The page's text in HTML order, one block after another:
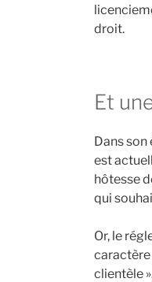
droit.
Et
Dans son
est
hôtesse
qui
Or, le
caractère
clientèle